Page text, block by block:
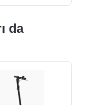
da